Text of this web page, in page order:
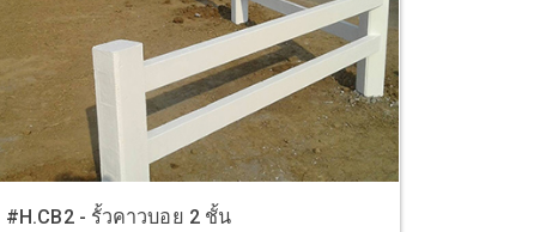
#H.CB2 - รั้วคาวบอย 2 ชั้น